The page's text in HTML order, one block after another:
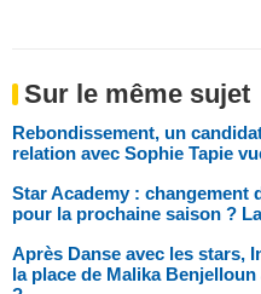
Sur le même sujet
Rebondissement, un
relation avec Sophie Tapie
Star Academy : changement
pour la prochaine saison ?
Après Danse avec les stars,
la place de Malika